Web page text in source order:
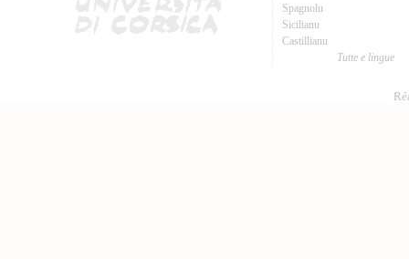
Spagnolu
Sicilianu
Castillianu
Tutte e lingue